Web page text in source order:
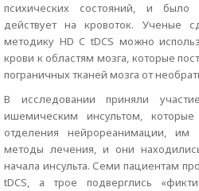
психических состояний, и было
действует на кровоток. Ученые
методику HD C tDCS можно
крови к областям мозга, которые
пограничных тканей мозга от
В исследовании приняли
ишемическим инсультом,
отделения нейрореанимации, им
методы лечения, и они
начала инсульта. Семи пациентам
tDCS, а трое подверглись